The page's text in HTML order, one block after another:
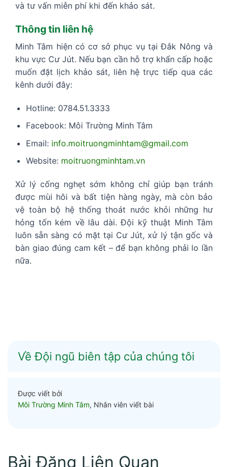
và tư vấn miễn phí khi đến khảo sát.
Thông tin liên hệ
Minh Tâm hiện có cơ sở phục vụ tại Đắk Nông và
khu vực Cư Jút. Nếu bạn cần hỗ trợ khẩn cấp hoặc
muốn đặt lịch khảo sát, liên hệ trực tiếp qua các
kênh dưới đây:
Hotline: 0784.51.3333
Facebook: Môi Trường Minh Tâm
Email: info.moitruongminhtam@gmail.com
Website: moitruongminhtam.vn
Xử lý cống nghẹt sớm không chỉ giúp bạn tránh
được mùi hôi và bất tiện hàng ngày, mà còn bảo
vệ toàn bộ hệ thống thoát nước khỏi những hư
hỏng tốn kém về lâu dài. Đội kỹ thuật Minh Tâm
luôn sẵn sàng có mặt tại Cư Jút, xử lý tận gốc và
bàn giao đúng cam kết – để bạn không phải lo lần
nữa.
Về Đội ngũ biên tập của chúng tôi
Được viết bởi
Môi Trường Minh Tâm, Nhân viên viết bài
Bài Đăng Liên Quan